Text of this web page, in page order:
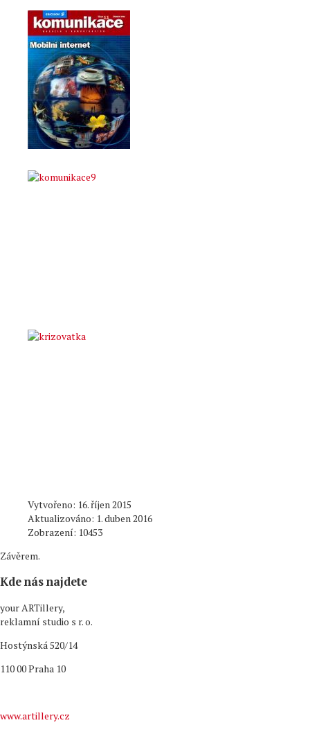
Vytvořeno: 16. říjen 2015
Aktualizováno: 1. duben 2016
Zobrazení: 10453
Závěrem.
Kde nás najdete
your ARTillery,
reklamní studio s r. o.
Hostýnská 520/14
110 00 Praha 10
www.artillery.cz